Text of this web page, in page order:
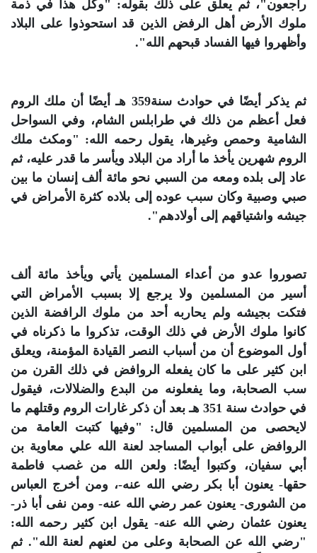
راجعون"، ثم يعلق على ذلك بقوله: "وكل هذا في ذمة
ملوك الأرض أهل الرفض الذين قد استحوذوا على البلاد
وأظهروا فيها الفساد قبحهم الله".
ثم يذكر أيضًا في حوادث سنة359 هـ أيضًا أن ملك الروم
فعل أعظم من ذلك في طرابلس الشام، وفي السواحل
الشامية وحمص وغيرها، يقول رحمه الله: "ومكث ملك
الروم شهرين يأخذ ما أراد من البلاد ويأسر ما قدر عليه، ثم
عاد إلى بلده ومعه من السبي نحو مائة ألف إنسان ما بين
صبي وصبية وكان سبب عوده إلى بلاده كثرة الأمراض في
جيشه واشتياقهم إلى أولادهم".
تصوروا عدو من أعداء المسلمين يأتي ويأخذ مائة ألف
أسير من المسلمين ولا يرجع إلا بسبب الأمراض التي
فتكت بجيشه ولم يحاربه أحد من ملوك الرافضة الذين
كانوا ملوك الأرض في ذلك الوقت، تذكروا ما ذكرناه في
أول الموضوع أن من أسباب النصر القيادة المؤمنة، ويعلق
ابن كثير على ما كان يفعله الروافض في ذلك القرن من
سب الصحابة، وما يفعلونه من البدع والضلالات، فيقول
في حوادث سنة 351 هـ بعد أن ذكر غارات الروم وقتلهم ما
لايحصى من المسلمين قال: "وفيها كتبت العامة من
الروافض على أبواب المساجد لعنة الله علي معاوية بن
أبي سفيان، وكتبوا أيضًا: ولعن الله من غصب فاطمة
حقها- يعنون أبا بكر رضي الله عنه-، ومن أخرج العباس
من الشورى- يعنون عمر رضي الله عنه- ومن نفى أبا ذر-
يعنون عثمان رضي الله عنه- يقول ابن كثير رحمه الله:
"رضي الله عن الصحابة وعلى من لعنهم لعنة الله". ثم